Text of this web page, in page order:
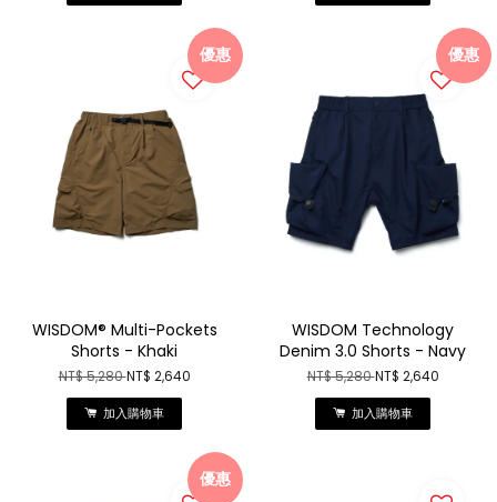
優惠
WISDOM® Multi-Pockets
Shorts - Khaki
NT$ 5,280NT$ 2,640
加入購物車
優惠
WISDOM Technology
Denim 3.0 Shorts - Navy
NT$ 5,280NT$ 2,640
加入購物車
優惠